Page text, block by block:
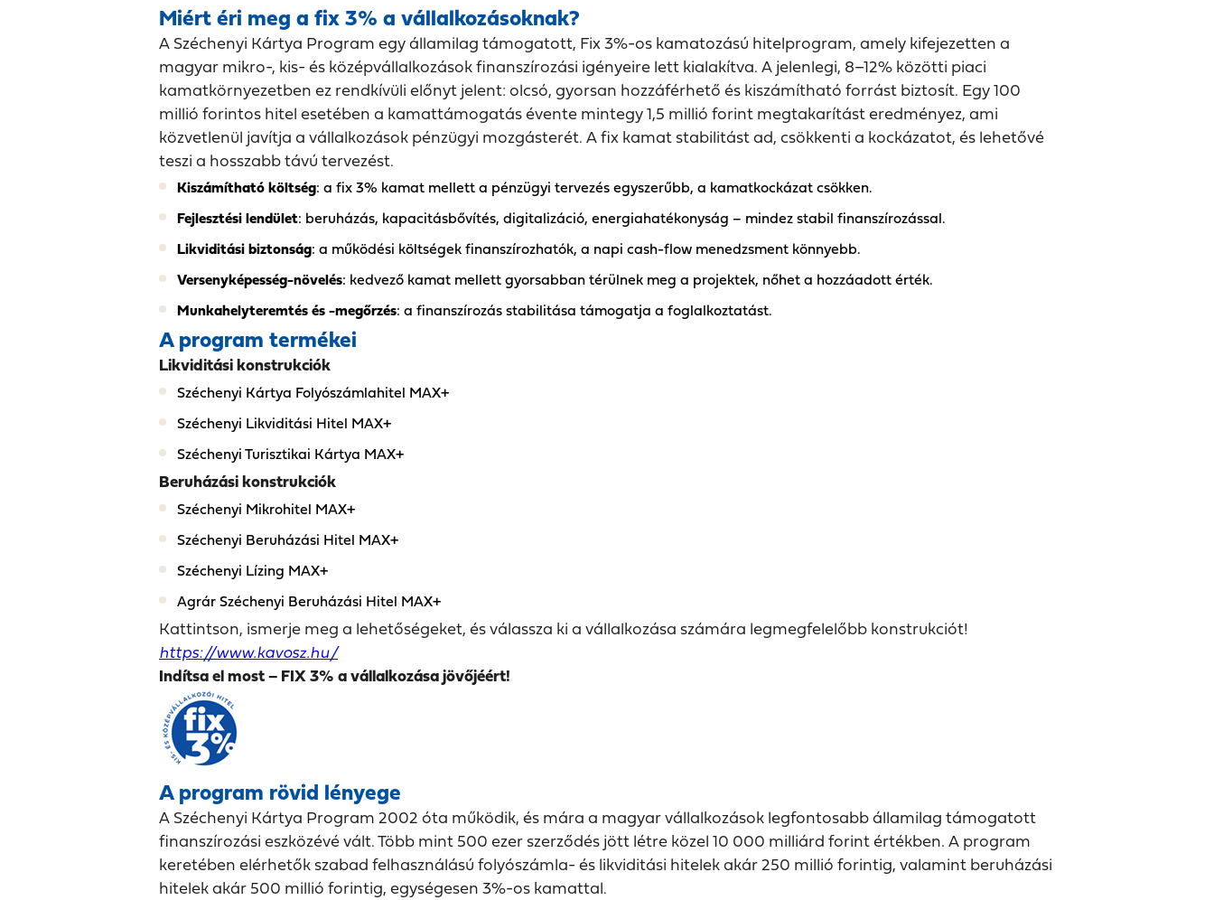
Miért éri meg a fix 3% a vállalkozásoknak?
A Széchenyi Kártya Program egy államilag támogatott, Fix 3%-os kamatozású hitelprogram, amely kifejezetten a
magyar mikro-, kis- és középvállalkozások finanszírozási igényeire lett kialakítva. A jelenlegi, 8–12% közötti piaci
kamatkörnyezetben ez rendkívüli előnyt jelent: olcsó, gyorsan hozzáférhető és kiszámítható forrást biztosít. Egy 100
millió forintos hitel esetében a kamattámogatás évente mintegy 1,5 millió forint megtakarítást eredményez, ami
közvetlenül javítja a vállalkozások pénzügyi mozgásterét. A fix kamat stabilitást ad, csökkenti a kockázatot, és lehetővé
teszi a hosszabb távú tervezést.
Kiszámítható költség: a fix 3% kamat mellett a pénzügyi tervezés egyszerűbb, a kamatkockázat csökken.
Fejlesztési lendület: beruházás, kapacitásbővítés, digitalizáció, energiahatékonyság – mindez stabil finanszírozással.
Likviditási biztonság: a működési költségek finanszírozhatók, a napi cash-flow menedzsment könnyebb.
Versenyképesség-növelés: kedvező kamat mellett gyorsabban térülnek meg a projektek, nőhet a hozzáadott érték.
Munkahelyteremtés és -megőrzés: a finanszírozás stabilitása támogatja a foglalkoztatást.
A program termékei
Likviditási konstrukciók
Széchenyi Kártya Folyószámlahitel MAX+
Széchenyi Likviditási Hitel MAX+
Széchenyi Turisztikai Kártya MAX+
Beruházási konstrukciók
Széchenyi Mikrohitel MAX+
Széchenyi Beruházási Hitel MAX+
Széchenyi Lízing MAX+
Agrár Széchenyi Beruházási Hitel MAX+
Kattintson, ismerje meg a lehetőségeket, és válassza ki a vállalkozása számára legmegfelelőbb konstrukciót!
https://www.kavosz.hu/
Indítsa el most – FIX 3% a vállalkozása jövőjéért!
A program rövid lényege
A Széchenyi Kártya Program 2002 óta működik, és mára a magyar vállalkozások legfontosabb államilag támogatott
finanszírozási eszközévé vált. Több mint 500 ezer szerződés jött létre közel 10 000 milliárd forint értékben. A program
keretében elérhetők szabad felhasználású folyószámla- és likviditási hitelek akár 250 millió forintig, valamint beruházási
hitelek akár 500 millió forintig, egységesen 3%-os kamattal.